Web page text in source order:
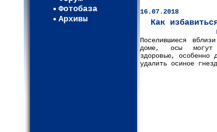
Фотобаза
Архивы
16.07.2018
Как
Поселившиеся
доме, осы могут
здоровью, особенно
удалить осиное